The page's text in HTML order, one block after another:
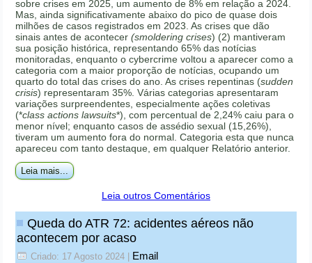
sobre crises em 2025, um aumento de 8% em relação a 2024.
Mas, ainda significativamente abaixo do pico de quase dois
milhões de casos registrados em 2023. As crises que dão
sinais antes de acontecer(smoldering crises) (2) mantiveram
sua posição histórica, representando 65% das notícias
monitoradas, enquanto o cybercrime voltou a aparecer como a
categoria com a maior proporção de notícias, ocupando um
quarto do total das crises do ano. As crises repentinas (sudden
crisis) representaram 35%. Várias categorias apresentaram
variações surpreendentes, especialmente ações coletivas
(*class actions lawsuits*), com percentual de 2,24% caiu para o
menor nível; enquanto casos de assédio sexual (15,26%),
tiveram um aumento fora do normal. Categoria esta que nunca
apareceu com tanto destaque, em qualquer Relatório anterior.
Leia mais...
Leia outros Comentários
Queda do ATR 72: acidentes aéreos não
acontecem por acaso
Criado: 17 Agosto 2024 Email